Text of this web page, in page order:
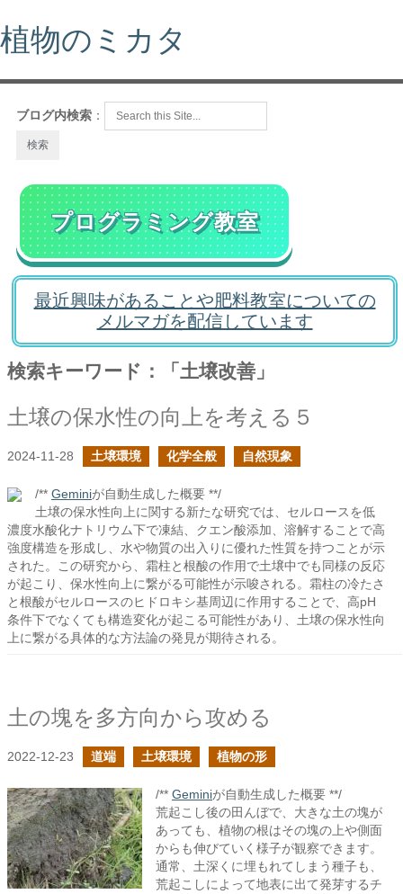
植物のミカタ
ブログ内検索 ：
プログラミング教室
最近興味があることや肥料教室についての
メルマガを配信しています
検索キーワード：「土壌改善」
土壌の保水性の向上を考える５
2024-11-28 土壌環境 化学全般 自然現象
/** Geminiが自動生成した概要 **/
土壌の保水性向上に関する新たな研究では、セルロースを低
濃度水酸化ナトリウム下で凍結、クエン酸添加、溶解することで高
強度構造を形成し、水や物質の出入りに優れた性質を持つことが示
された。この研究から、霜柱と根酸の作用で土壌中でも同様の反応
が起こり、保水性向上に繋がる可能性が示唆される。霜柱の冷たさ
と根酸がセルロースのヒドロキシ基周辺に作用することで、高pH
条件下でなくても構造変化が起こる可能性があり、土壌の保水性向
上に繋がる具体的な方法論の発見が期待される。
土の塊を多方向から攻める
2022-12-23 道端 土壌環境 植物の形
/** Geminiが自動生成した概要 **/
荒起こし後の田んぼで、大きな土の塊が
あっても、植物の根はその塊の上や側面
からも伸びていく様子が観察できます。
通常、土深くに埋もれてしまう種子も、
荒起こしによって地表に出て発芽するチ